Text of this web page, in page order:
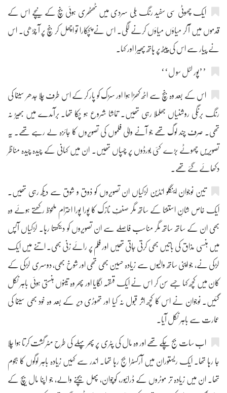
ایک چھوٹی سی سفید رنگ بلی سردی میں ٹھٹھری ہوئی بنچ کے نیچے اس کے
قدموں میں آ کر میاؤں میاؤں کرنے لگی۔ اس نے پچکارا تو اچھل کر بنچ پر آ چڑھی۔ اس
نے پیار سے اس کی پیٹھ پر ہاتھ پھیرا اور کہا۔
’’پور لٹل سو ل‘‘
اس کے بعد وہ بنچ سے اٹھ کھڑا ہوا اور سڑک کو پار کر کے اس طرف چلا جدھر سینما کی
رنگ برنگی روشنیاں جھلملا رہی تھیں۔ تماشا شروع ہو چکا تھا۔ برآمدے میں بھیڑ نہ
تھی۔ صرف چند لوگ تھے جو آنے والی فلموں کی تصویروں کا جائزہ لے رہے تھے۔ یہ
تصویریں چھوٹے بڑے کئی بورڈوں پر چسپاں تھیں۔ ان میں کہانی کے چیدہ چیدہ مناظر
دکھائے گئے تھے۔
تین نوجوان اینگلو انڈین لڑکیاں ان تصویروں کو ذوق و شوق سے دیکھ رہی تھیں۔
ایک خاص شانِ استغنا کے ساتھ مگر صنفِ نازک کا پورا پورا احترام ملحوظ رکھتے ہوئے وہ
بھی ان کے ساتھ ساتھ مگر مناسب فاصلے سے ان تصویروں کو دیکھتا رہا۔ لڑکیاں آپس
میں ہنسی مذاق کی باتیں بھی کرتی جاتی تھیں اور فلم پر رائے زنی بھی۔ اتنے میں ایک
لڑکی نے، جو اپنی ساتھ والیوں سے زیادہ حسین بھی تھی اور شوخ بھی، دوسری لڑکی کے
کان میں کچھ کہا جسے سن کر اس نے ایک قہقہہ لگایا اور پھر وہ تینوں ہنستی ہوئی باہر نکل
گئیں۔ نوجوان نے اس کا کچھ اثر قبول نہ کیا اور تھوڑی دیر کے بعد وہ خود بھی سینما کی
عمارت سے باہر نکل آیا۔
اب سات بج چکے تھے اور وہ مال کی پٹری پر پھر پہلے کی طرح مٹر گشت کرتا ہوا چلا
جا رہا تھا۔ ایک ریستوران میں آرکسٹرا بج رہا تھا۔ اندر سے کہیں زیادہ باہر لوگوں کا ہجوم
تھا۔ ان میں زیادہ تر موٹروں کے ڈرائیور، کوچوان، پھل بیچنے والے، جو اپنا مال بیچ کے